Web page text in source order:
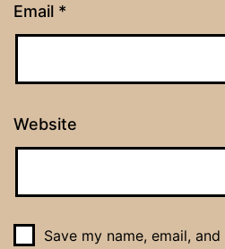
Email *
Website
Save my name, email,